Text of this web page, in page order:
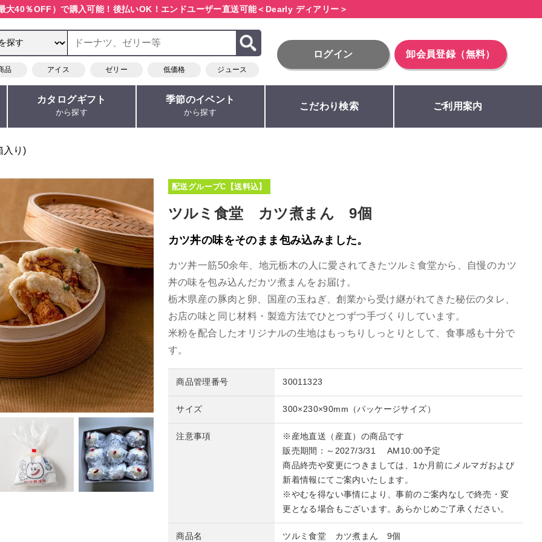
大40％OFF）で購入可能！ 後払いOK！エンドユーザー直送可能＜Dearly ディアリー＞
品 アイス ゼリー 低価格 ジュース
ログイン 卸会員登録（無料）
カタログギフト
から探す
季節のイベント
から探す
こだわり検索 ご利用案内
入り)
配送グループC【送料込】
ツルミ食堂 カツ煮まん 9個
カツ丼の味をそのまま包み込みました。
カツ丼一筋50余年、地元栃木の人に愛されてきたツルミ食堂から、自慢のカツ
丼の味を包み込んだカツ煮まんをお届け。
栃木県産の豚肉と卵、国産の玉ねぎ、創業から受け継がれてきた秘伝のタレ、
お店の味と同じ材料・製造方法でひとつずつ手づくりしています。
米粉を配合したオリジナルの生地はもっちりしっとりとして、食事感も十分で
す。
商品管理番号 30011323
サイズ 300×230×90mm（パッケージサイズ）
注意事項
※産地直送（産直）の商品です
販売期間：～2027/3/31 AM10:00予定
商品終売や変更につきましては、1か月前にメルマガおよび
新着情報にてご案内いたします。
※やむを得ない事情により、事前のご案内なしで終売・変
更となる場合もございます。あらかじめご了承ください。
商品名 ツルミ食堂 カツ煮まん 9個